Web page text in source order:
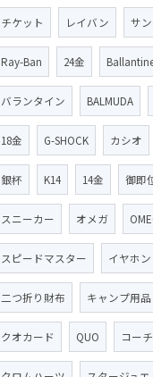
チケット レイバン サ
Ray-Ban 24金
バランタイン BALMUDA
18金 G-SHOCK カシオ
銀杯 K14 14金 御即
スニーカー オメガ
スピードマスター イヤホン
二つ折り財布 キャンプ用品
クオカード QUO コーチ